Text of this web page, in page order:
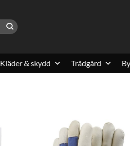
Kläder & skydd Trädgård